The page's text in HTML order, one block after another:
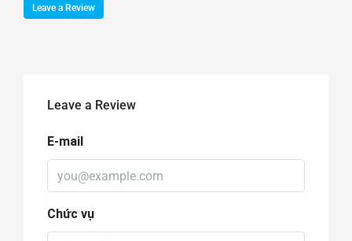
Leave a Review
Leave a Review
E-mail
Chức vụ